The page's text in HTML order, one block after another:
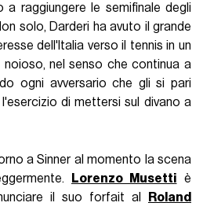
a raggiungere le semifinale degli
solo, Darderi ha avuto il grande
dell'Italia verso il tennis in un
nel senso che continua a
ogni avversario che gli si pari
di mettersi sul divano a
a Sinner al momento la scena
Lorenzo Musetti è
il suo forfait al
Roland